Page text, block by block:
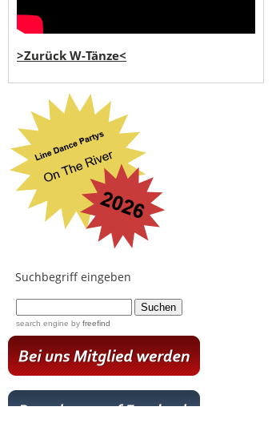
>Zurück W-Tänze<
Suchbegriff eingeben
search engine by freefind